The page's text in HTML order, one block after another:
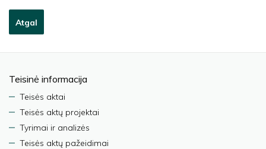
Atgal
Teisinė informacija
Teisės aktai
Teisės aktų projektai
Tyrimai ir analizės
Teisės aktų pažeidimai